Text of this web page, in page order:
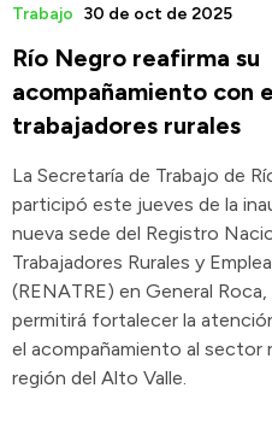
Río Negro reafirma su
acompañamiento con
trabajadores rurales
Trabajo 30 de oct de 2025
La Secretaría de Trabajo de
participó este jueves de la
nueva sede del Registro
Trabajadores Rurales y
(RENATRE) en General
permitirá fortalecer la
el acompañamiento al sector
región del Alto Valle.